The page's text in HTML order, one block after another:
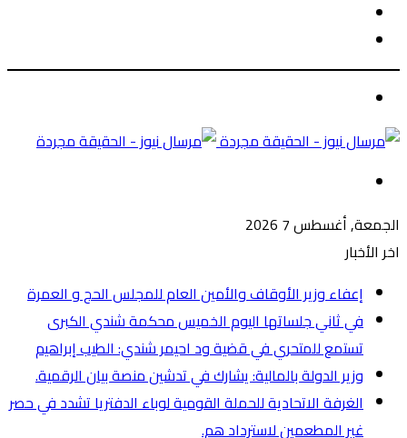
عن
الجمعة, أغسطس 7 2026
اخر الأخبار
إعفاء وزير الأوقاف والأمين العام للمجلس الحج و العمرة
في ثاني جلساتها اليوم الخميس محكمة شندي الكبرى
تستمع للمتحري في قضية ود احيمر شندي: الطيب إبراهيم
وزير الدولة بالمالية: يشارك في تدشين منصة بيان الرقمية.
الغرفة الاتحادية للحملة القومية لوباء الدفتريا تشدد في حصر
غير المطعمين لاسترداد هم.